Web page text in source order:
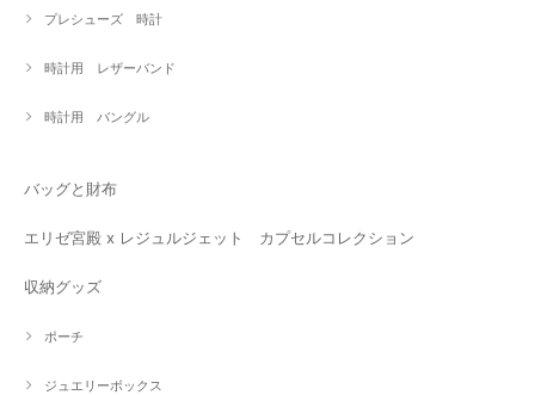
プレシューズ 時計
時計用 レザーバンド
時計用 バングル
バッグと財布
エリゼ宮殿 x レジュルジェット カプセルコレクション
収納グッズ
ポーチ
ジュエリーボックス